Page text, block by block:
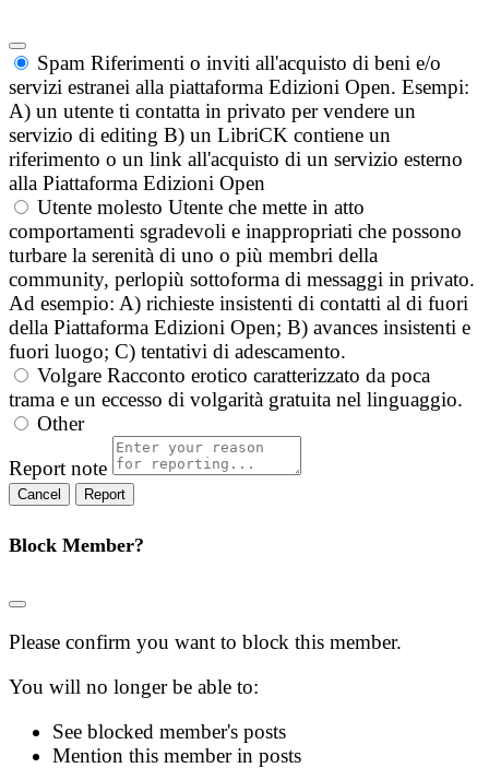
Spam Riferimenti o inviti all'acquisto di beni e/o
servizi estranei alla piattaforma Edizioni Open. Esempi:
A) un utente ti contatta in privato per vendere un
servizio di editing B) un LibriCK contiene un
riferimento o un link all'acquisto di un servizio esterno
alla Piattaforma Edizioni Open
Utente molesto Utente che mette in atto
comportamenti sgradevoli e inappropriati che possono
turbare la serenità di uno o più membri della
community, perlopiù sottoforma di messaggi in privato.
Ad esempio: A) richieste insistenti di contatti al di fuori
della Piattaforma Edizioni Open; B) avances insistenti e
fuori luogo; C) tentativi di adescamento.
Volgare Racconto erotico caratterizzato da poca
trama e un eccesso di volgarità gratuita nel linguaggio.
Other
Report note
Report
Block Member?
Please confirm you want to block this member.
You will no longer be able to:
See blocked member's posts
Mention this member in posts